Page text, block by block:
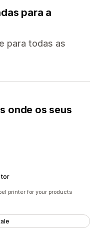
para a
para todas as
onde os seus
printer for your products